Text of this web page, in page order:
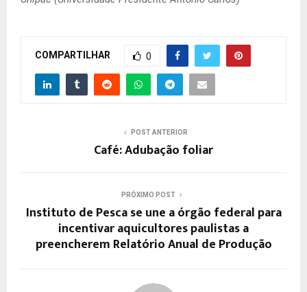
COMPARTILHAR 0
POST ANTERIOR
Café: Adubação foliar
PRÓXIMO POST
Instituto de Pesca se une a órgão federal para
incentivar aquicultores paulistas a
preencherem Relatório Anual de Produção